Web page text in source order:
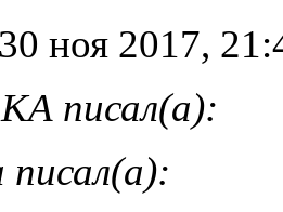
ноя 2017,
писал(а):
писал(а):